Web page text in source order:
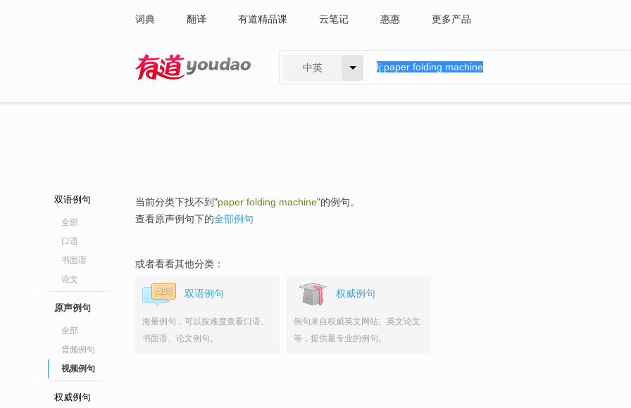
词典 翻译 有道精品课 云笔记 惠惠 更多产品
中英
双语例句
全部
口语
书面语
论文
原声例句
全部
音频例句
视频例句
权威例句
当前分类下找不到"paper folding machine"的例句。
查看原声例句下的全部例句
或者看看其他分类：
双语例句
海量例句，可以按难度查看口语、
书面语、论文例句。
权威例句
例句来自权威英文网站、英文论文
等，提供最专业的例句。